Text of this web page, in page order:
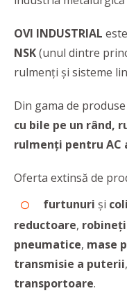
OVI INDUSTRIAL este
NSK(unul dintre
rulmenţi şi sisteme
Din gama de produse
cu bile pe un rând,
rulmenți pentru AC
Oferta extinsă de
furtunuri și
reductoare,
pneumatice, mase
transmisie a puterii,
transportoare.